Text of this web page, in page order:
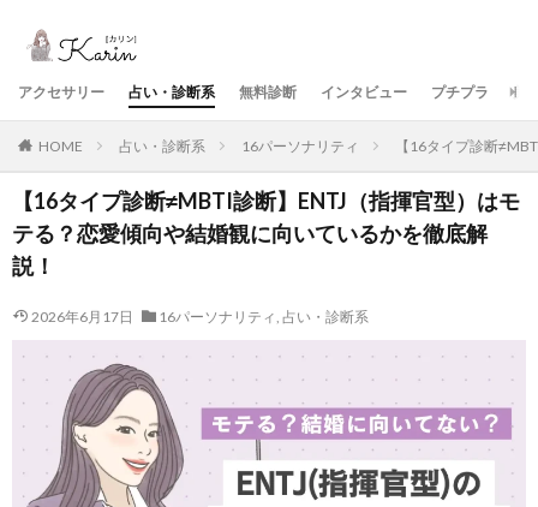
アクセサリー 占い・診断系 無料診断 インタビュー プチプラ 美
HOME 占い・診断系 16パーソナリティ 【16タイプ診断
【16タイプ診断≠MBTI診断】ENTJ（指揮官型）はモ
テる？恋愛傾向や結婚観に向いているかを徹底解
説！
2026年6月17日 16パーソナリティ, 占い・診断系